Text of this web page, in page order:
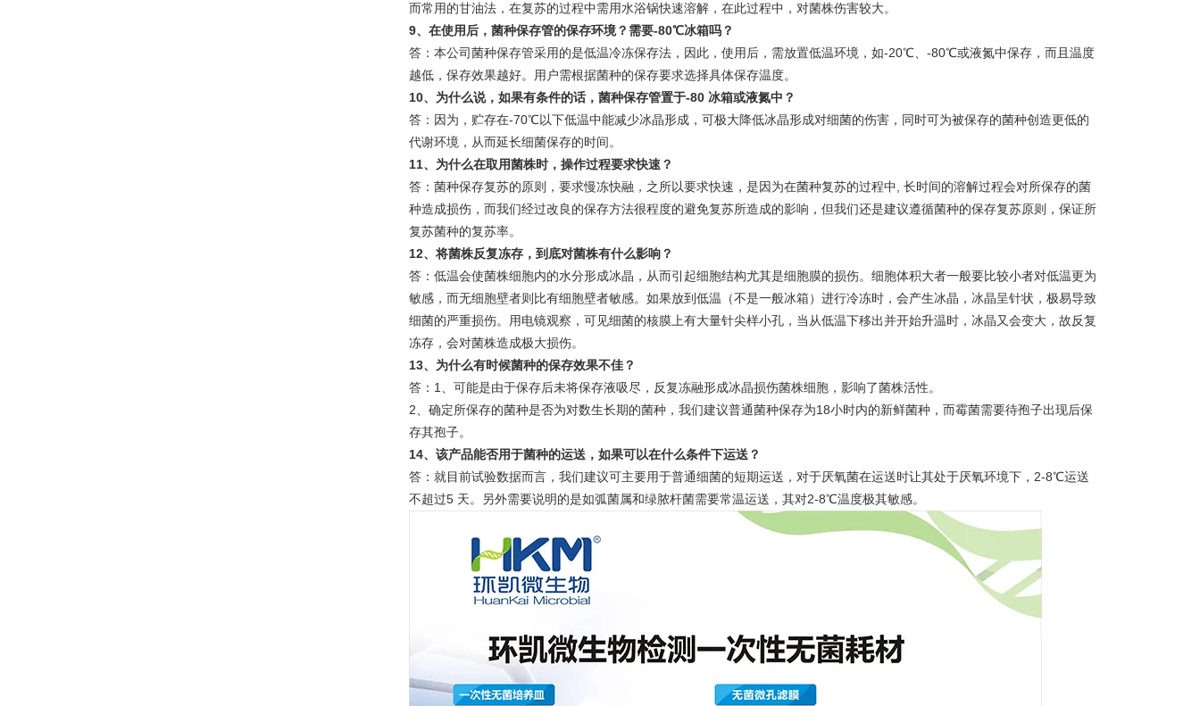
而常用的甘油法，在复苏的过程中需用水浴锅快速溶解，在此过程中，对菌株伤害较大。
9、在使用后，菌种保存管的保存环境？需要-80℃冰箱吗？
答：本公司菌种保存管采用的是低温冷冻保存法，因此，使用后，需放置低温环境，如-20℃、-80℃或液氮中保存，而且温度
越低，保存效果越好。用户需根据菌种的保存要求选择具体保存温度。
10、为什么说，如果有条件的话，菌种保存管置于-80 冰箱或液氮中？
答：因为，贮存在-70℃以下低温中能减少冰晶形成，可极大降低冰晶形成对细菌的伤害，同时可为被保存的菌种创造更低的
代谢环境，从而延长细菌保存的时间。
11、为什么在取用菌株时，操作过程要求快速？
答：菌种保存复苏的原则，要求慢冻快融，之所以要求快速，是因为在菌种复苏的过程中, 长时间的溶解过程会对所保存的菌
种造成损伤，而我们经过改良的保存方法很程度的避免复苏所造成的影响，但我们还是建议遵循菌种的保存复苏原则，保证所
复苏菌种的复苏率。
12、将菌株反复冻存，到底对菌株有什么影响？
答：低温会使菌株细胞内的水分形成冰晶，从而引起细胞结构尤其是细胞膜的损伤。细胞体积大者一般要比较小者对低温更为
敏感，而无细胞壁者则比有细胞壁者敏感。如果放到低温（不是一般冰箱）进行冷冻时，会产生冰晶，冰晶呈针状，极易导致
细菌的严重损伤。用电镜观察，可见细菌的核膜上有大量针尖样小孔，当从低温下移出并开始升温时，冰晶又会变大，故反复
冻存，会对菌株造成极大损伤。
13、为什么有时候菌种的保存效果不佳？
答：1、可能是由于保存后未将保存液吸尽，反复冻融形成冰晶损伤菌株细胞，影响了菌株活性。
2、确定所保存的菌种是否为对数生长期的菌种，我们建议普通菌种保存为18小时内的新鲜菌种，而霉菌需要待孢子出现后保
存其孢子。
14、该产品能否用于菌种的运送，如果可以在什么条件下运送？
答：就目前试验数据而言，我们建议可主要用于普通细菌的短期运送，对于厌氧菌在运送时让其处于厌氧环境下，2-8℃运送
不超过5 天。另外需要说明的是如弧菌属和绿脓杆菌需要常温运送，其对2-8℃温度极其敏感。